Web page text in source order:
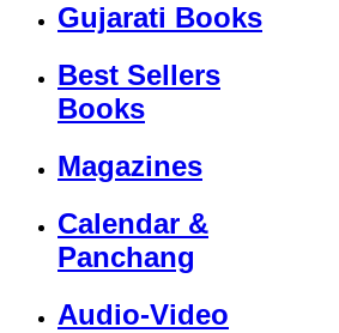
Gujarati Books
Best Sellers
Books
Magazines
Calendar &
Panchang
Audio-Video